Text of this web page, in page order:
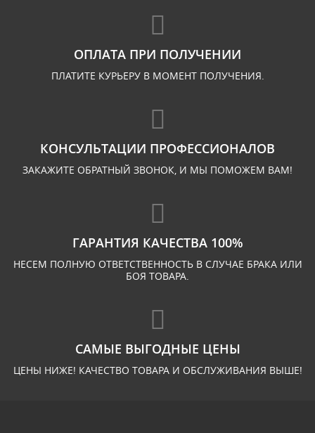
ОПЛАТА ПРИ ПОЛУЧЕНИИ
ПЛАТИТЕ КУРЬЕРУ В МОМЕНТ ПОЛУЧЕНИЯ.
КОНСУЛЬТАЦИИ ПРОФЕССИОНАЛОВ
ЗАКАЖИТЕ ОБРАТНЫЙ ЗВОНОК, И МЫ ПОМОЖЕМ ВАМ!
ГАРАНТИЯ КАЧЕСТВА 100%
НЕСЕМ ПОЛНУЮ ОТВЕТСТВЕННОСТЬ В СЛУЧАЕ БРАКА ИЛИ
БОЯ ТОВАРА.
САМЫЕ ВЫГОДНЫЕ ЦЕНЫ
ЦЕНЫ НИЖЕ! КАЧЕСТВО ТОВАРА И ОБСЛУЖИВАНИЯ ВЫШЕ!